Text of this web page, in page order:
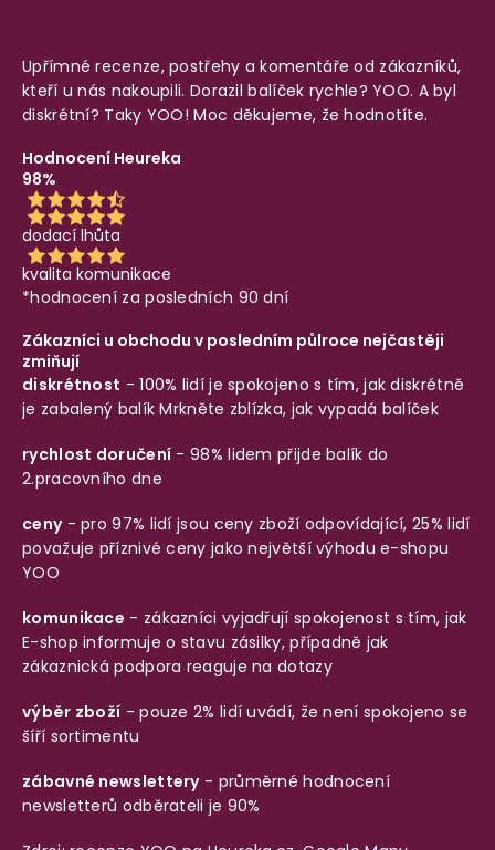
Upřímné recenze, postřehy a komentáře od zákazníků,
kteří u nás nakoupili. Dorazil balíček rychle? YOO. A byl
diskrétní? Taky YOO! Moc děkujeme, že hodnotíte.
Hodnocení Heureka
98%
dodací lhůta
kvalita komunikace
*hodnocení za posledních 90 dní
Zákazníci u obchodu v posledním půlroce nejčastěji
zmiňují
diskrétnost - 100% lidí je spokojeno s tím, jak diskrétně
je zabalený balíkMrkněte zblízka, jak vypadá balíček
rychlost doručení - 98% lidem přijde balík do
2.pracovního dne
ceny- pro 97% lidí jsou ceny zboží odpovídající, 25% lidí
považuje příznivé ceny jako největší výhodu e-shopu
YOO
komunikace - zákazníci vyjadřují spokojenost s tím, jak
E-shop informuje o stavu zásilky, případně jak
zákaznická podpora reaguje na dotazy
výběr zboží - pouze 2% lidí uvádí, že není spokojeno se
šíří sortimentu
zábavné newslettery- průměrné hodnocení
newsletterů odběrateli je 90%